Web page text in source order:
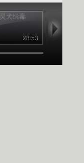
灵犬缉毒
28:53